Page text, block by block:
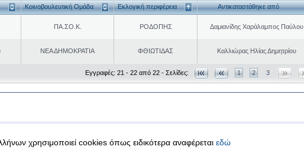
Κοινοβουλευτική Ομάδα Εκλογική περιφέρεια Αντικαταστάθηκε από
ΠΑ.ΣΟ.Κ. ΡΟΔΟΠΗΣ Δαμιανίδης Χαράλαμπος Παύλου
ΝΕΑ ΔΗΜΟΚΡΑΤΙΑ ΦΘΙΩΤΙΔΑΣ Καλλιώρας Ηλίας Δημητρίου
Εγγραφές: 21 - 22 από 22 - Σελίδες: 1 2 3
χρησιμοποιεί cookies όπως ειδικότερα αναφέρεται εδώ